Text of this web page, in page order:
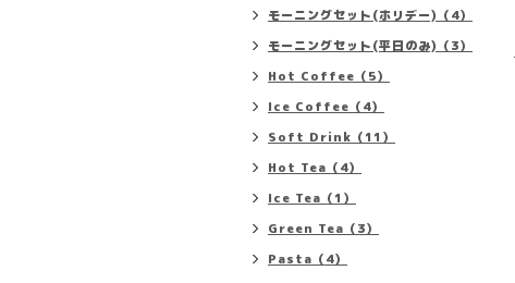
モーニングセット(ホリデー)（4）
モーニングセット(平日のみ)（3）
Hot Coffee（5）
Ice Coffee（4）
Soft Drink（11）
Hot Tea（4）
Ice Tea（1）
Green Tea（3）
Pasta（4）